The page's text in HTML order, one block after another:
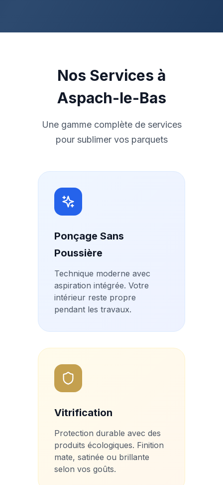
Nos Services à
Aspach-le-Bas
Une gamme complète de services
pour sublimer vos parquets
Ponçage Sans
Poussière
Technique moderne avec
aspiration intégrée. Votre
intérieur reste propre
pendant les travaux.
Vitrification
Protection durable avec des
produits écologiques. Finition
mate, satinée ou brillante
selon vos goûts.